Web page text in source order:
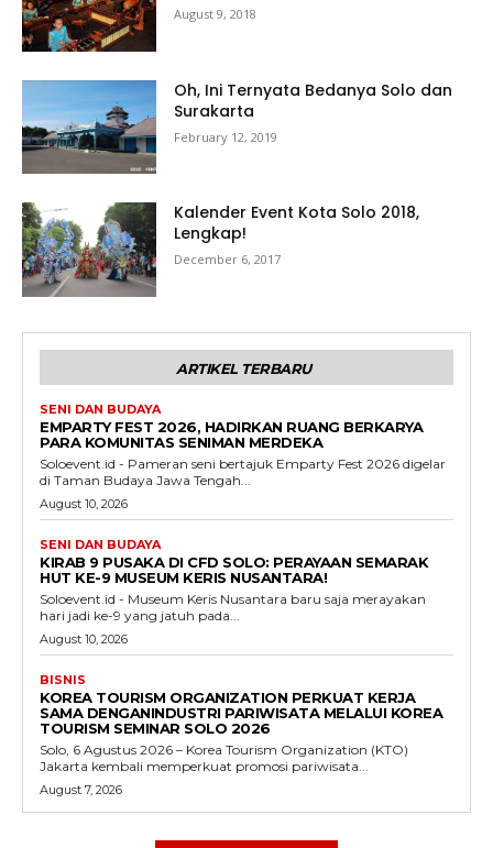
August 9, 2018
Oh, Ini Ternyata Bedanya Solo dan
Surakarta
February 12, 2019
Kalender Event Kota Solo 2018,
Lengkap!
December 6, 2017
ARTIKEL TERBARU
SENI DAN BUDAYA
EMPARTY FEST 2026, HADIRKAN RUANG BERKARYA
PARA KOMUNITAS SENIMAN MERDEKA
Soloevent.id - Pameran seni bertajuk Emparty Fest 2026 digelar
di Taman Budaya Jawa Tengah...
August 10, 2026
SENI DAN BUDAYA
KIRAB 9 PUSAKA DI CFD SOLO: PERAYAAN SEMARAK
HUT KE-9 MUSEUM KERIS NUSANTARA!
Soloevent.id - Museum Keris Nusantara baru saja merayakan
hari jadi ke-9 yang jatuh pada...
August 10, 2026
BISNIS
KOREA TOURISM ORGANIZATION PERKUAT KERJA
SAMA DENGANINDUSTRI PARIWISATA MELALUI KOREA
TOURISM SEMINAR SOLO 2026
Solo, 6 Agustus 2026 – Korea Tourism Organization (KTO)
Jakarta kembali memperkuat promosi pariwisata...
August 7, 2026